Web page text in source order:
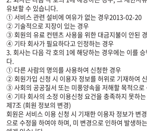
유보할 수 있습니다.
① 서비스 관련 설비에 여유가 없는 경우2013-02-20
② 기술적으로 지장이 있는 경우
③ 회원의 유료 컨텐츠 사용을 위한 대금지불이 안된
④ 기타 회사가 필요하다고 인정하는 경우
3. 회사는 다음 각 호의 1에 해당하는 경우에는 이를
다.
① 다른 사람의 명의를 사용하여 신청한 경우
② 회원가입 신청 시 이용자 정보를 허위로 기재하여
③ 사회의 공공질서 또는 미풍양속을 저해할 목적으로
④ 기타 회사의 소정 이용신청 요건을 충족하지 못하
제7조 (회원 정보의 변경)
회원은 서비스 이용 신청 시 기재한 이용자 정보가 변
으로 수정을 하여야 하며, 미 변경으로 인하여 발생하